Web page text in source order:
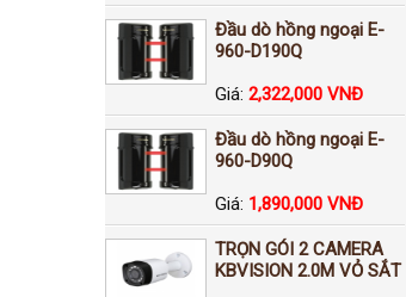
Đầu dò hồng ngoại E-
960-D190Q
Giá: 2,322,000 VNĐ
Đầu dò hồng ngoại E-
960-D90Q
Giá: 1,890,000 VNĐ
TRỌN GÓI 2 CAMERA
KBVISION 2.0M VỎ SẮT